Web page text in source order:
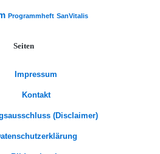
Programmheft SanVitalis
Seiten
Impressum
Kontakt
(Disclaimer)